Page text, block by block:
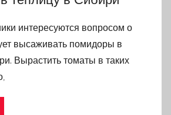
интересуются вопросом о
высаживать помидоры в
Вырастить томаты в таких